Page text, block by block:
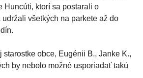
Huncúti, ktorí sa postarali o
všetkých na parkete až do
starostke obce, Eugénii B., Janke K.,
by nebolo možné usporiadať takú